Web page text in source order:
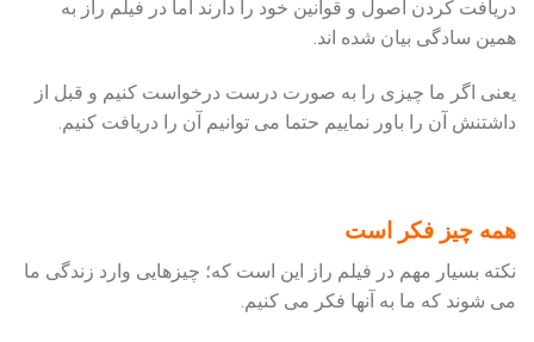
دریافت کردن اصول و قوانین خود را دارند اما در فیلم راز به
همین سادگی بیان شده اند.
یعنی اگر ما چیزی را به صورت درست درخواست کنیم و قبل از
داشتنش آن را باور نماییم حتما می توانیم آن را دریافت کنیم.
همه چیز فکر است
نکته بسیار مهم در فیلم راز این است که؛ چیزهایی وارد زندگی ما
می شوند که ما به آنها فکر می کنیم.